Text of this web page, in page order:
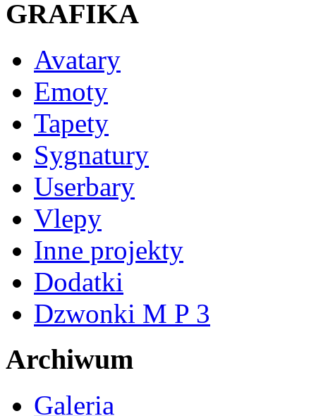
GRAFIKA
Avatary
Emoty
Tapety
Sygnatury
Userbary
Vlepy
Inne projekty
Dodatki
Dzwonki M P 3
Archiwum
Galeria